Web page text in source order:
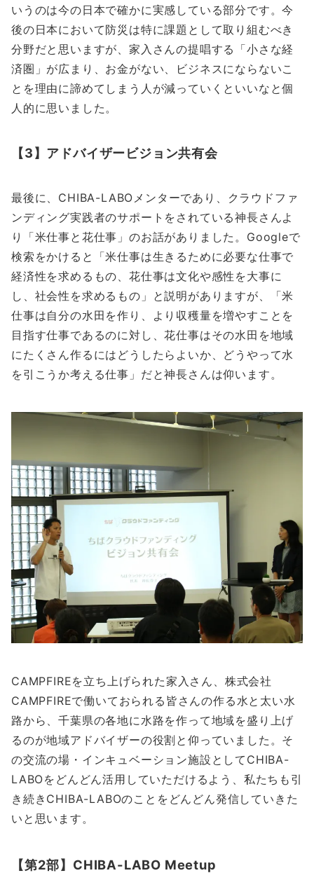
いうのは今の日本で確かに実感している部分です。今
後の日本において防災は特に課題として取り組むべき
分野だと思いますが、家入さんの提唱する「小さな経
済圏」が広まり、お金がない、ビジネスにならないこ
とを理由に諦めてしまう人が減っていくといいなと個
人的に思いました。
【3】アドバイザービジョン共有会
最後に、CHIBA-LABOメンターであり、クラウドファ
ンディング実践者のサポートをされている神長さんよ
り「米仕事と花仕事」のお話がありました。Googleで
検索をかけると「米仕事は生きるために必要な仕事で
経済性を求めるもの、花仕事は文化や感性を大事に
し、社会性を求めるもの」と説明がありますが、「米
仕事は自分の水田を作り、より収穫量を増やすことを
目指す仕事であるのに対し、花仕事はその水田を地域
にたくさん作るにはどうしたらよいか、どうやって水
を引こうか考える仕事」だと神長さんは仰います。
CAMPFIREを立ち上げられた家入さん、株式会社
CAMPFIREで働いておられる皆さんの作る水と太い水
路から、千葉県の各地に水路を作って地域を盛り上げ
るのが地域アドバイザーの役割と仰っていました。そ
の交流の場・インキュベーション施設としてCHIBA-
LABOをどんどん活用していただけるよう、私たちも引
き続きCHIBA-LABOのことをどんどん発信していきた
いと思います。
【第2部】CHIBA-LABO Meetup